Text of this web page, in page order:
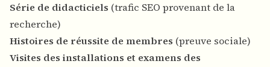
Série de didacticiels (trafic SEO provenant de la
recherche)
Histoires de réussite de membres (preuve sociale)
Visites des installations et examens des